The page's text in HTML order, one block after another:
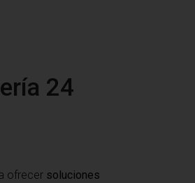
24
ofrecer soluciones